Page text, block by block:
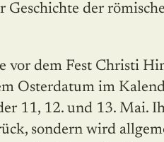
Geschichte der
vor dem Fest Christi
Osterdatum im
11, 12. und 13. Mai.
sondern wird